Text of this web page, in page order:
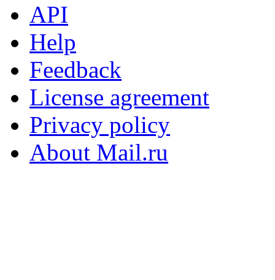
API
Help
Feedback
License agreement
Privacy policy
About Mail.ru